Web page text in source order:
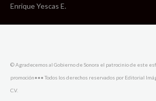
Enrique Yescas E.
© Agradecemos al Gobierno de Sonora el patrocinio de este
promoción••• Todos los derechos reservados por Editorial
C.V.